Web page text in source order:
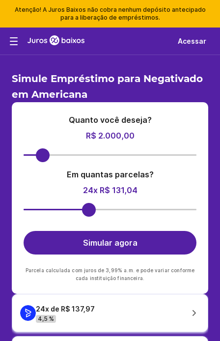
Atenção! A Juros Baixos não cobra nenhum depósito antecipado
para a liberação de empréstimos.
Acessar
Simule Empréstimo para Negativado
em Americana
Quanto você deseja?
R$ 2.000,00
Em quantas parcelas?
24x R$ 131,04
Simular agora
Parcela calculada com juros de 3,99% a.m. e pode variar conforme
cada instituição financeira.
24x de R$ 137,97
4,5 %